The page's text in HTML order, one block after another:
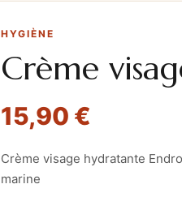
HYGIÈNE
Crème
15,90 €
Crème visage hydratante
marine